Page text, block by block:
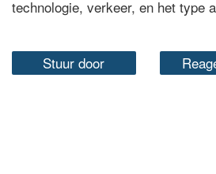
technologie, verkeer, en het type
Stuur door